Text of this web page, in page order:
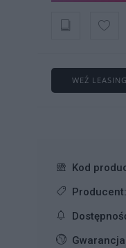
WEŹ
Kod
Producent: